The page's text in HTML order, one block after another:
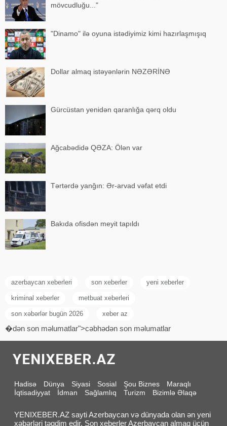
mövcudluğu..."
"Dinamo" ilə oyuna istədiyimiz kimi hazırlaşmışıq
Dollar almaq istəyənlərin NƏZƏRİNƏ
Gürcüstan yenidən qaranlığa qərq oldu
Ağcabədidə QƏZA: Ölən var
Tərtərdə yanğın: Ər-arvad vəfat etdi
Bakıda ofisdən meyit tapıldı
azerbaycan xeberleri son xeberler yeni xeberler
kriminal xeberler metbuat xeberleri
son xəbərlər bugün 2026 xeber az
�dən son məlumatlar">cəbhədən son məlumatlar
Hadisə Dünya Siyasi Sosial Şou Biznes
Maraqlı
İqtisadiyyat
İdman Sağlamlıq Turizm Bizimlə Əlaqə
YENIXEBER.AZ sayti Azerbaycan və dünyada olan ən yeni
xəbərləri təqdim edir. Son xeberler Azerbaycan almaq üçün